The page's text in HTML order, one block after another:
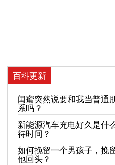
百科更新
闺蜜突然说要和我当普通
系吗？
新能源汽车充电好久是什
待时间？
如何挽留一个男孩子，挽
他回头？